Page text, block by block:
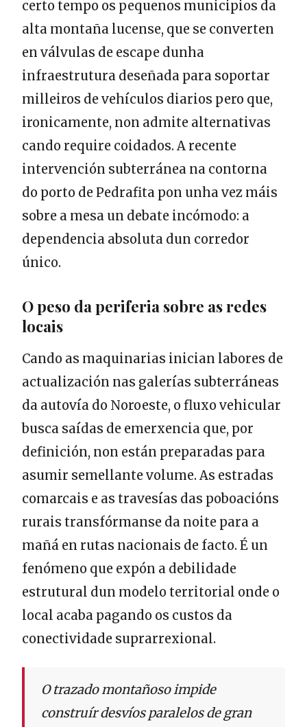
certo tempo os pequenos municipios da
alta montaña lucense, que se converten
en válvulas de escape dunha
infraestrutura deseñada para soportar
milleiros de vehículos diarios pero que,
ironicamente, non admite alternativas
cando require coidados. A recente
intervención subterránea na contorna
do porto de Pedrafita pon unha vez máis
sobre a mesa un debate incómodo: a
dependencia absoluta dun corredor
único.
O peso da periferia sobre as redes
locais
Cando as maquinarias inician labores de
actualización nas galerías subterráneas
da autovía do Noroeste, o fluxo vehicular
busca saídas de emerxencia que, por
definición, non están preparadas para
asumir semellante volume. As estradas
comarcais e as travesías das poboacións
rurais transfórmanse da noite para a
mañá en rutas nacionais de facto. É un
fenómeno que expón a debilidade
estrutural dun modelo territorial onde o
local acaba pagando os custos da
conectividade suprarrexional.
O trazado montañoso impide
construír desvíos paralelos de gran